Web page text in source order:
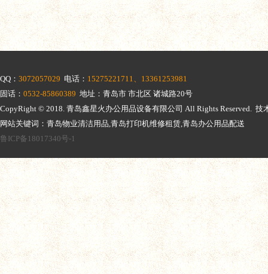
QQ： 3072057029 电话： 15275221711、13361253981
固话： 0532-85860389 地址：青岛市 市北区 诸城路20号
CopyRight © 2018. 青岛鑫星火办公用品设备有限公司 All Rights Reserved. 技
网站关键词：青岛物业清洁用品,青岛打印机维修租赁,青岛办公用品配送
鲁ICP备18017340号-1